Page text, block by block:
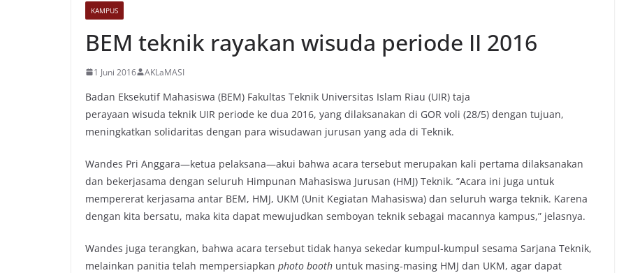
KAMPUS
BEM teknik rayakan wisuda periode II 2016
1 Juni 2016 AKLaMASI
Badan Eksekutif Mahasiswa (BEM) Fakultas Teknik Universitas Islam Riau (UIR) taja
perayaan wisuda teknik UIR periode ke dua 2016, yang dilaksanakan di GOR voli (28/5) dengan tujuan,
meningkatkan solidaritas dengan para wisudawan jurusan yang ada di Teknik.
Wandes Pri Anggara—ketua pelaksana—akui bahwa acara tersebut merupakan kali pertama dilaksanakan
dan bekerjasama dengan seluruh Himpunan Mahasiswa Jurusan (HMJ) Teknik. ”Acara ini juga untuk
mempererat kerjasama antar BEM, HMJ, UKM (Unit Kegiatan Mahasiswa) dan seluruh warga teknik. Karena
dengan kita bersatu, maka kita dapat mewujudkan semboyan teknik sebagai macannya kampus,” jelasnya.
Wandes juga terangkan, bahwa acara tersebut tidak hanya sekedar kumpul-kumpul sesama Sarjana Teknik,
melainkan panitia telah mempersiapkan photo booth untuk masing-masing HMJ dan UKM, agar dapat